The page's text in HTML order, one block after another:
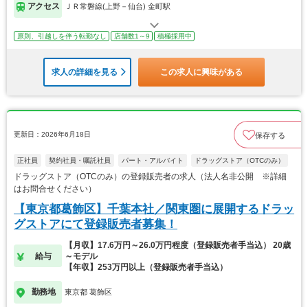
アクセス ＪＲ常磐線(上野－仙台) 金町駅
原則、引越しを伴う転勤なし 店舗数1～9 積極採用中
求人の詳細を見る この求人に興味がある
更新日：2026年6月18日 保存する
正社員 契約社員・嘱託社員 パート・アルバイト ドラッグストア（OTCのみ）
ドラッグストア（OTCのみ）の登録販売者の求人（法人名非公開 ※詳細
はお問合せください）
【東京都葛飾区】千葉本社／関東圏に展開するドラッ
グストアにて登録販売者募集！
給与
【月収】17.6万円～26.0万円程度（登録販売者手当込） 20歳
～モデル
【年収】253万円以上（登録販売者手当込）
勤務地 東京都 葛飾区